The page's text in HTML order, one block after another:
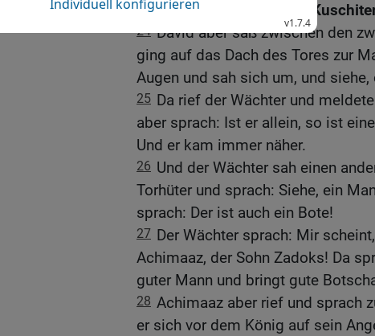
Jordanaue und kam dem
24 David aber saß zwischen den
ging auf das Dach des Tores zur
Augen und sah sich um, und
25 Da rief der Wächter und
aber sprach: Ist er allein, so ist
Und er kam immer näher.
26 Und der Wächter sah einen
Torhüter und sprach: Siehe, ein
sprach: Der ist auch ein Bote!
27 Der Wächter sprach: Mir
Achimaaz, der Sohn Zadoks! Da
guter Mann und bringt gute
28 Achimaaz aber rief und sprach
er sich vor dem König auf sein